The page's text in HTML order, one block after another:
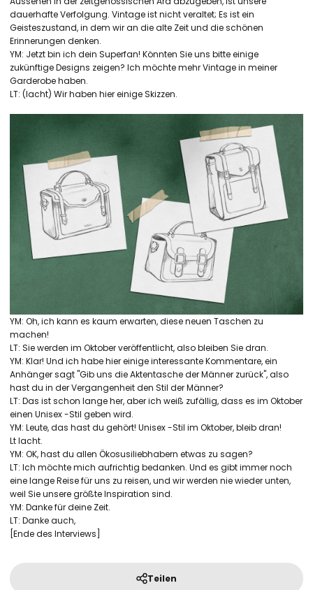
dauerhafte Verfolgung. Vintage ist nicht veraltet; Es ist ein
Geisteszustand, in dem wir an die alte Zeit und die schönen
Erinnerungen denken.
YM: Jetzt bin ich dein Superfan! Könnten Sie uns bitte einige
zukünftige Designs zeigen? Ich möchte mehr Vintage in meiner
Garderobe haben.
LT: (lacht) Wir haben hier einige Skizzen.
YM: Oh, ich kann es kaum erwarten, diese neuen Taschen zu
machen!
LT: Sie werden im Oktober veröffentlicht, also bleiben Sie dran.
YM: Klar! Und ich habe hier einige interessante Kommentare, ein
Anhänger sagt "Gib uns die Aktentasche der Männer zurück", also
hast du in der Vergangenheit den Stil der Männer?
LT: Das ist schon lange her, aber ich weiß zufällig, dass es im Oktober
einen Unisex -Stil geben wird.
YM: Leute, das hast du gehört! Unisex -Stil im Oktober, bleib dran!
Lt lacht.
YM: OK, hast du allen Ökosusiliebhabern etwas zu sagen?
LT: Ich möchte mich aufrichtig bedanken. Und es gibt immer noch
eine lange Reise für uns zu reisen, und wir werden nie wieder unten,
weil Sie unsere größte Inspiration sind.
YM: Danke für deine Zeit.
LT: Danke auch,
[Ende des Interviews]
Teilen